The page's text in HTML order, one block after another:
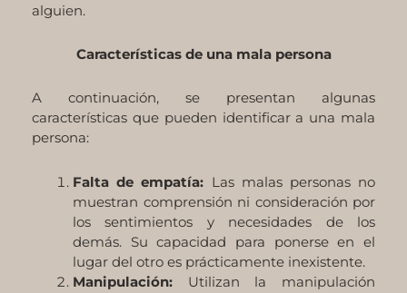
alguien.
Características de una mala persona
A continuación, se presentan algunas
características que pueden identificar a una mala
persona:
Falta de empatía: Las malas personas no
muestran comprensión ni consideración por
los sentimientos y necesidades de los
demás. Su capacidad para ponerse en el
lugar del otro es prácticamente inexistente.
Manipulación: Utilizan la manipulación